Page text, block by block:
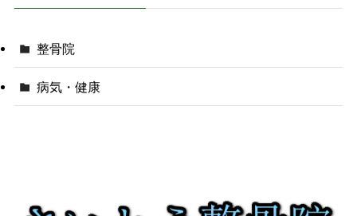
整骨院
病気・健康